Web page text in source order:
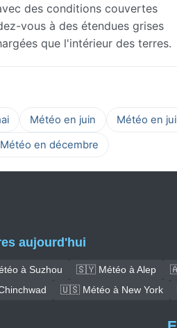
des conditions couvertes
vous à des étendues grises
que l'intérieur des terres.
Météo en juin
Météo en
Météo en décembre
aujourd'hui
à Suzhou 🇸🇾 Météo à Alep
🇺🇸 Météo à New York